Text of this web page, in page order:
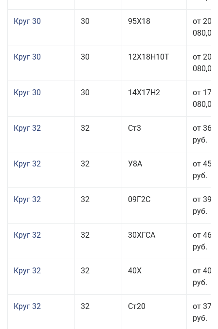
Круг 30 30 95Х18
от 208
080,00
Круг 30 30 12Х18Н10Т
от 208
080,00
Круг 30 30 14Х17Н2
от 177
080,00
Круг 32 32 Ст3
от 36
руб.
Круг 32 32 У8А
от 45
руб.
Круг 32 32 09Г2С
от 39
руб.
Круг 32 32 30ХГСА
от 46
руб.
Круг 32 32 40Х
от 40
руб.
Круг 32 32 Ст20
от 37
руб.